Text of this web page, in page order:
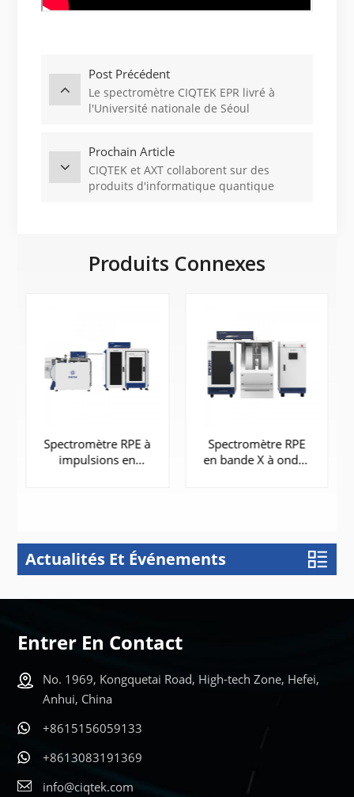
Post Précédent
Le spectromètre CIQTEK EPR livré à
l'Université nationale de Séoul
Prochain Article
CIQTEK et AXT collaborent sur des
produits d'informatique quantique
Produits Connexes
Spectromètre RPE à
impulsions en
APPRENDRE
ENCORE
Spectromètre RPE
en bande X à ondes
APPRENDRE
ENCORE
Actualités Et Événements
Entrer En Contact
No. 1969, Kongquetai Road, High-tech Zone, Hefei,
Anhui, China
+8615156059133
+8613083191369
info@ciqtek.com